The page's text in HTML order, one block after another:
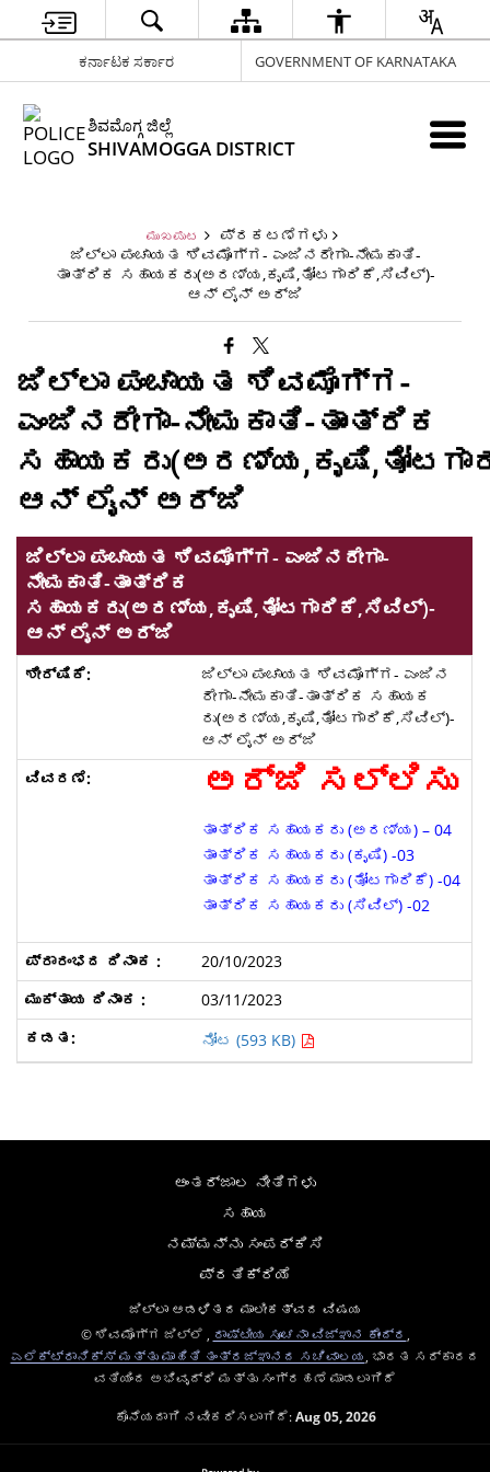
ಕರ್ನಾಟಕ ಸರ್ಕಾರ GOVERNMENT OF KARNATAKA
ಶಿವಮೊಗ್ಗ ಜಿಲ್ಲೆ
SHIVAMOGGA DISTRICT
ಮುಖಪುಟ
ಪ್ರಕಟಣೆಗಳು
ಜಿಲ್ಲಾ ಪಂಚಾಯತ ಶಿವಮೊಗ್ಗ- ಎಂಜಿನರೇಗಾ-ನೇಮಕಾತಿ-
ತಾಂತ್ರಿಕ ಸಹಾಯಕರು(ಅರಣ್ಯ,ಕೃಷಿ,ತೋಟಗಾರಿಕೆ,ಸಿವಿಲ್)-
ಆನ್ ಲೈನ್ ಅರ್ಜಿ
ಜಿಲ್ಲಾ ಪಂಚಾಯತ ಶಿವಮೊಗ್ಗ-
ಎಂಜಿನರೇಗಾ-ನೇಮಕಾತಿ-ತಾಂತ್ರಿಕ
ಆನ್ ಲೈನ್ ಅರ್ಜಿ
ಜಿಲ್ಲಾ ಪಂಚಾಯತ ಶಿವಮೊಗ್ಗ- ಎಂಜಿನರೇಗಾ-
ನೇಮಕಾತಿ-ತಾಂತ್ರಿಕ
ಸಹಾಯಕರು(ಅರಣ್ಯ,ಕೃಷಿ,ತೋಟಗಾರಿಕೆ,ಸಿವಿಲ್)-
ಆನ್ ಲೈನ್ ಅರ್ಜಿ
ಜಿಲ್ಲಾ ಪಂಚಾಯತ ಶಿವಮೊಗ್ಗ- ಎಂಜಿನ
ರೇಗಾ-ನೇಮಕಾತಿ-ತಾಂತ್ರಿಕ ಸಹಾಯಕ
ರು(ಅರಣ್ಯ,ಕೃಷಿ,ತೋಟಗಾರಿಕೆ,ಸಿವಿಲ್)-
ಆನ್ ಲೈನ್ ಅರ್ಜಿ
ಅರ್ಜಿ ಸಲ್ಲಿಸು
ತಾಂತ್ರಿಕ ಸಹಾಯಕರು (ಅರಣ್ಯ) – 04
ತಾಂತ್ರಿಕ ಸಹಾಯಕರು (ಕೃಷಿ) -03
ತಾಂತ್ರಿಕ ಸಹಾಯಕರು (ತೋಟಗಾರಿಕೆ) -04
ತಾಂತ್ರಿಕ ಸಹಾಯಕರು (ಸಿವಿಲ್) -02
20/10/2023
03/11/2023
ನೋಟ (593 KB)
ಅಂತರ್ಜಾಲ ನೀತಿಗಳು
ಸಹಾಯ
ನಮ್ಮನ್ನು ಸಂಪರ್ಕಿಸಿ
ಪ್ರತಿಕ್ರಿಯೆ
ಜಿಲ್ಲಾ ಆಡಳಿತದ ಮಾಲೀಕತ್ವದ ವಿಷಯ
© ಶಿವಮೊಗ್ಗ ಜಿಲ್ಲೆ ,
ರಾಷ್ಟೀಯ ಸೂಚನಾ ವಿಜ್ಞಾನ ಕೇಂದ್ರ
ಎಲೆಕ್ಟ್ರಾನಿಕ್ಸ್ ಮತ್ತು ಮಾಹಿತಿ ತಂತ್ರಜ್ಞಾನದ ಸಚಿವಾಲಯ , ಭಾರತ ಸರ್ಕಾರದ
ವತಿಯಿಂದ ಅಭಿವೃದ್ಧಿ ಮತ್ತು ಸಂಗ್ರಹಣೆ ಮಾಡಲಾಗಿದೆ
ಕೊನೆಯದಾಗಿ ನವೀಕರಿಸಲಾಗಿದೆ:Aug 05, 2026